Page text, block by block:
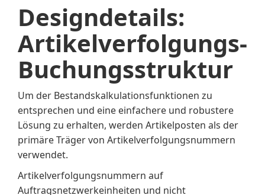
Designdetails:
Artikelverfolgungs-
Buchungsstruktur
Um der Bestandskalkulationsfunktionen zu
entsprechen und eine einfachere und robustere
Lösung zu erhalten, werden Artikelposten als der
primäre Träger von Artikelverfolgungsnummern
verwendet.
Artikelverfolgungsnummern auf
Auftragsnetzwerkeinheiten und nicht